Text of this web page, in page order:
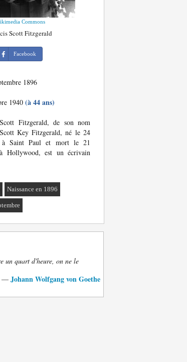
Commons
Scott Fitzgerald
Facebook
1896
1940 (à 44 ans)
Fitzgerald, de son nom
Key Fitzgerald, né le 24
à Saint Paul et mort le 21
Hollywood, est un écrivain
Naissance en 1896
un quart d'heure, on ne le
— Johann Wolfgang von Goethe